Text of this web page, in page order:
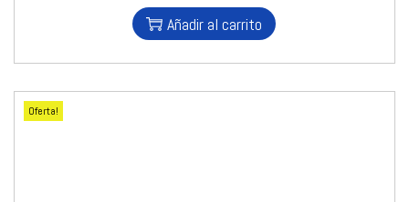
Añadir al carrito
Oferta!